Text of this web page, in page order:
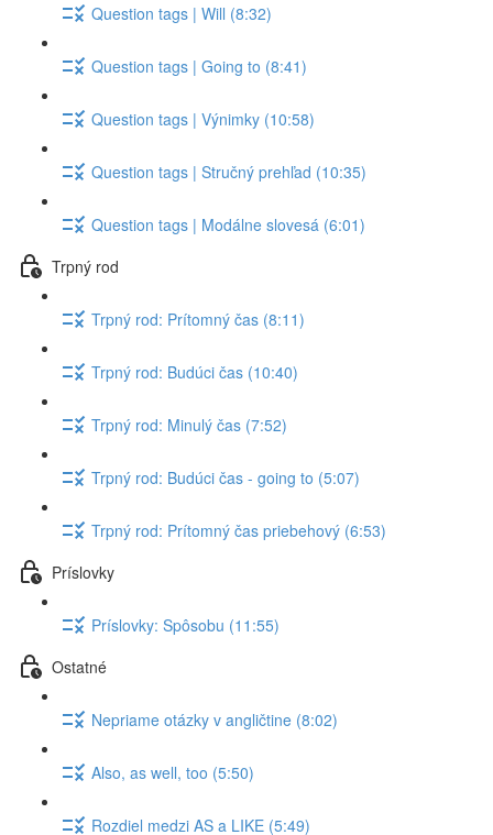
Question tags | Will (8:32)
Question tags | Going to (8:41)
Question tags | Výnimky (10:58)
Question tags | Stručný prehľad (10:35)
Question tags | Modálne slovesá (6:01)
Trpný rod
Trpný rod: Prítomný čas (8:11)
Trpný rod: Budúci čas (10:40)
Trpný rod: Minulý čas (7:52)
Trpný rod: Budúci čas - going to (5:07)
Trpný rod: Prítomný čas priebehový (6:53)
Príslovky
Príslovky: Spôsobu (11:55)
Ostatné
Nepriame otázky v angličtine (8:02)
Also, as well, too (5:50)
Rozdiel medzi AS a LIKE (5:49)